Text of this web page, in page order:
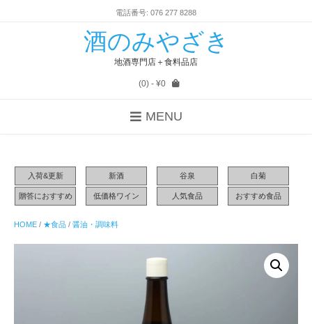
電話番号: 076 277 8288
酒のみやざき
地酒専門店＋食料品店
(0)- ¥0
MENU
入荷&更新 新酒 谷泉 白菊
贈答におすすめ 低価格ワイン 人気食品 おすすめ食品
HOME / ★食品 / 醤油・調味料